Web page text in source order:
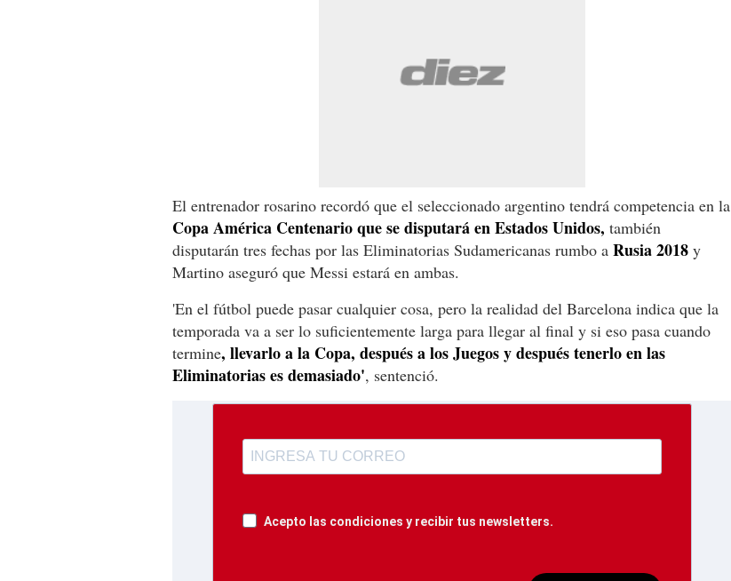
El entrenador rosarino recordó que el seleccionado argentino tendrá competencia en la
Copa América Centenario que se disputará en Estados Unidos, también
disputarán tres fechas por las Eliminatorias Sudamericanas rumbo a Rusia 2018 y
Martino aseguró que Messi estará en ambas.
'En el fútbol puede pasar cualquier cosa, pero la realidad del Barcelona indica que la
temporada va a ser lo suficientemente larga para llegar al final y si eso pasa cuando
termine, llevarlo a la Copa, después a los Juegos y después tenerlo en las
Eliminatorias es demasiado', sentenció.
Acepto las condiciones y recibir tus newsletters.